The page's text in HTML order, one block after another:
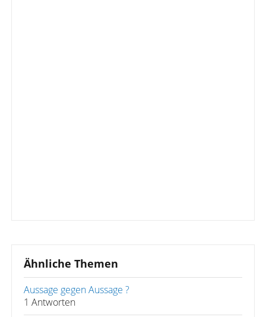
Ähnliche Themen
Aussage gegen Aussage ?
1 Antworten